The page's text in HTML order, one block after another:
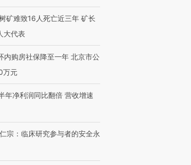
矿难致16人死亡近三年 矿长
大代表
内购房社保降至一年 北京市公
万元
年净利润同比翻倍 营收增速
宗：临床研究参与者的安全永